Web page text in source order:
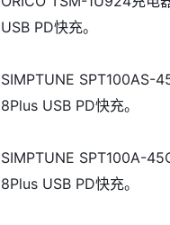
USB PD快充。
SIMPTUNE SPT100AS-
8Plus USB PD快充。
SIMPTUNE SPT100A-
8Plus USB PD快充。